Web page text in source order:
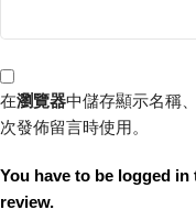
在瀏覽器中儲存顯示名稱
次發佈留言時使用。
You have to be logged
review.